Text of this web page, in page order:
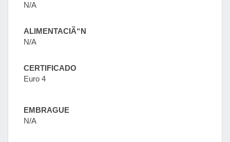
N/A
ALIMENTACIÃ“N
N/A
CERTIFICADO
Euro 4
EMBRAGUE
N/A